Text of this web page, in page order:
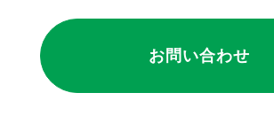
お問い合わせ